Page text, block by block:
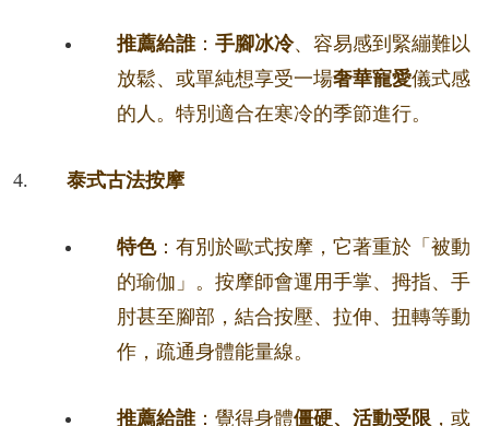
推薦給誰： 手腳冰冷、容易感到緊繃難以
放鬆、或單純想享受一場奢華寵愛儀式感
的人。特別適合在寒冷的季節進行。
泰式古法按摩
特色：有別於歐式按摩，它著重於「被動
的瑜伽」。按摩師會運用手掌、拇指、手
肘甚至腳部，結合按壓、拉伸、扭轉等動
作，疏通身體能量線。
推薦給誰：覺得身體僵硬、活動受限 ，或